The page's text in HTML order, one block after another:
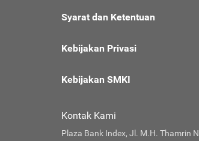
Syarat dan Ketentuan
Kebijakan Privasi
Kebijakan SMKI
Kontak Kami
Plaza Bank Index, Jl. M.H. Thamrin